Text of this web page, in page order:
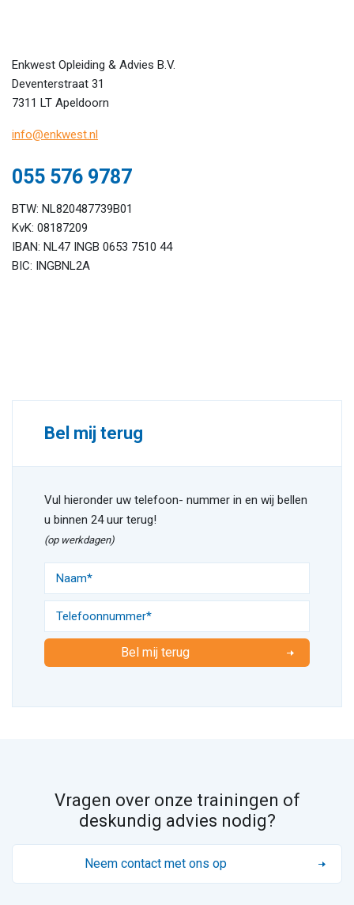
Enkwest Opleiding & Advies B.V.
Deventerstraat 31
7311 LT Apeldoorn
info@enkwest.nl
055 576 9787
BTW: NL820487739B01
KvK: 08187209
IBAN: NL47 INGB 0653 7510 44
BIC: INGBNL2A
Bel mij terug
Vul hieronder uw telefoon- nummer in en wij bellen
u binnen 24 uur terug!
(op werkdagen)
Bel mij terug
Vragen over onze trainingen of
deskundig advies nodig?
Neem contact met ons op